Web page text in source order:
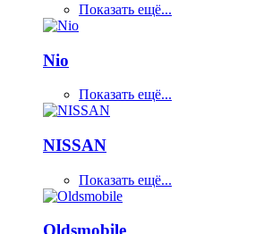
Показать ещё...
Nio
Показать ещё...
NISSAN
Показать ещё...